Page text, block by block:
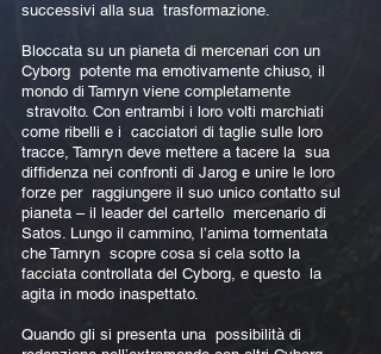
successivi alla sua trasformazione.
Bloccata su un pianeta di mercenari con un
Cyborg potente ma emotivamente chiuso, il
mondo di Tamryn viene completamente
stravolto. Con entrambi i loro volti marchiati
come ribelli e i cacciatori di taglie sulle loro
tracce, Tamryn deve mettere a tacere la sua
diffidenza nei confronti di Jarog e unire le loro
forze per raggiungere il suo unico contatto sul
pianeta – il leader del cartello mercenario di
Satos. Lungo il cammino, l’anima tormentata
che Tamryn scopre cosa si cela sotto la
facciata controllata del Cyborg, e questo la
agita in modo inaspettato.
Quando gli si presenta una possibilità di